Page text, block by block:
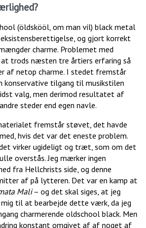
(öldskööl, om man vil) black metal
og gjort korrekt
charme. Problemet med
at trods næsten tre årtiers erfaring så
netop charme. I stedet fremstår
tilgang til musikstilen
valg, men derimod resultatet af
steder end egen navle.
fremstår støvet, det havde
hvis det var det eneste problem.
virker ugideligt og træt, som om det
overstås. Jeg mærker ingen
fra Hellchrists side, og denne
af på lytteren. Det var en kamp at
Mali– og det skal siges, at jeg
til at bearbejde dette værk, da jeg
charmerende oldschool black. Men
konstant omgivet af af noget af